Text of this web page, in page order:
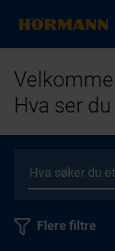
Hva ser
Flere filtre